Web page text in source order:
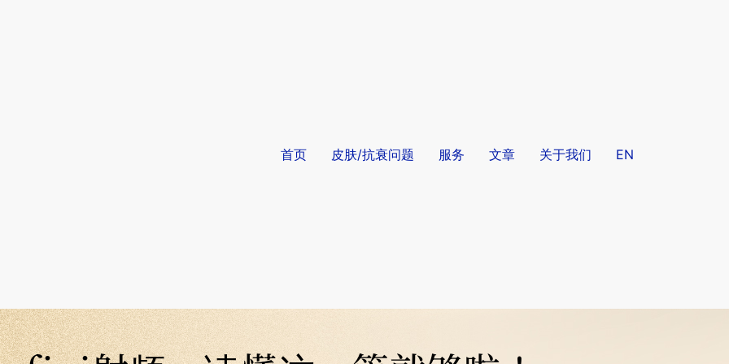
首页 皮肤/抗衰问题 服务 文章 关于我们 EN